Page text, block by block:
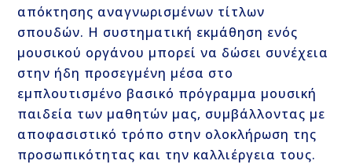
απόκτησης αναγνωρισμένων τίτλων
σπουδών. Η συστηματική εκμάθηση ενός
μουσικού οργάνου μπορεί να δώσει συνέχεια
στην ήδη προσεγμένη μέσα στο
εμπλουτισμένο βασικό πρόγραμμα μουσική
παιδεία των μαθητών μας, συμβάλλοντας με
αποφασιστικό τρόπο στην ολοκλήρωση της
προσωπικότητας και την καλλιέργεια τους.